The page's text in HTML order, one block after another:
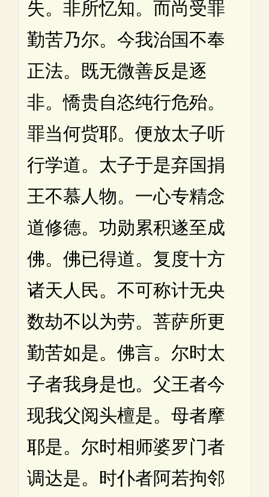
失。非所忆知。而尚受罪
勤苦乃尔。今我治国不奉
正法。既无微善反是逐
非。憍贵自恣纯行危殆。
罪当何赀耶。便放太子听
行学道。太子于是弃国捐
王不慕人物。一心专精念
道修德。功勋累积遂至成
佛。佛已得道。复度十方
诸天人民。不可称计无央
数劫不以为劳。菩萨所更
勤苦如是。佛言。尔时太
子者我身是也。父王者今
现我父阅头檀是。母者摩
耶是。尔时相师婆罗门者
调达是。时仆者阿若拘邻